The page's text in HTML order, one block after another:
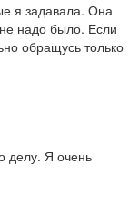
я задавала. Она
надо было. Если
обращусь только
делу. Я очень